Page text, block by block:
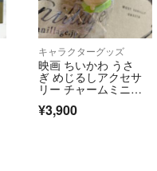
キャラクターグッズ
映画 ちいかわ うさ
ぎ めじるしアクセサ
リー チャームミニフ
ャーム
¥3,900